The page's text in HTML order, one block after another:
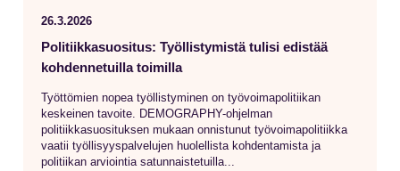
26.3.2026
Politiikkasuositus: Työllistymistä tulisi edistää
kohdennetuilla toimilla
Työttömien nopea työllistyminen on työvoimapolitiikan
keskeinen tavoite. DEMOGRAPHY-ohjelman
politiikkasuosituksen mukaan onnistunut työvoimapolitiikka
vaatii työllisyyspalvelujen huolellista kohdentamista ja
politiikan arviointia satunnaistetuilla...